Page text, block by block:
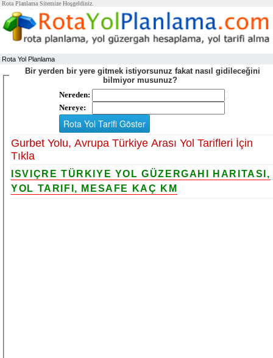
Rota Planlama Sitemize Hoşgeldiniz.
Rota Yol Planlama
Bir yerden bir yere gitmek istiyorsunuz fakat nasıl gidileceğini
bilmiyor musunuz?
Nereden:
Nereye:
Gurbet Yolu, Avrupa Türkiye Arası Yol Tarifleri İçin
Tıkla
ISVIÇRE TÜRKIYE YOL GÜZERGAHI HARITASI,
YOL TARIFI, MESAFE KAÇ KM